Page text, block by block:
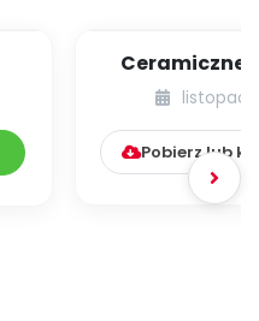
Ceramiczne
choinkowe
listopad
Pobierz lub